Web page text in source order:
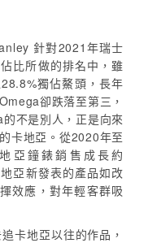
針對2021年瑞士
比所做的排名中，雖
獨佔鰲頭，長年
卻跌落至第三，
不是別人，正是向來
卡地亞。從2020年至
亞鐘錶銷售成長約
亞新發表的產品如改
效應，對年輕客群吸
卡地亞以往的作品，